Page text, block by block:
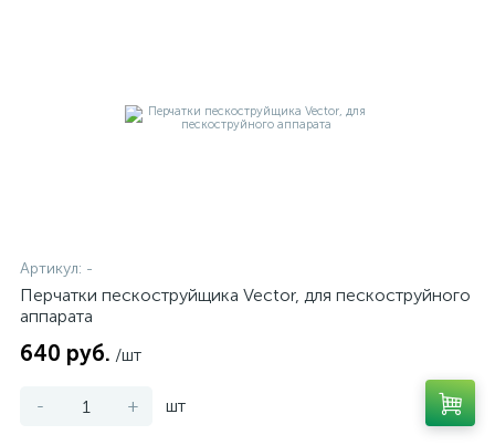
Артикул: -
Перчатки пескоструйщика Vector, для пескоструйного
аппарата
640 руб. /шт
- + шт